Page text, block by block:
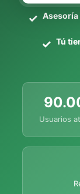
Tú
Usuarios